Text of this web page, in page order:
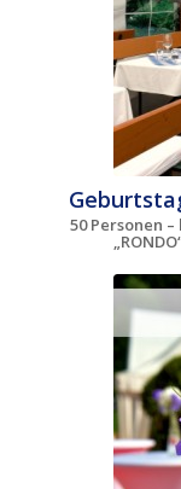
50 Personen